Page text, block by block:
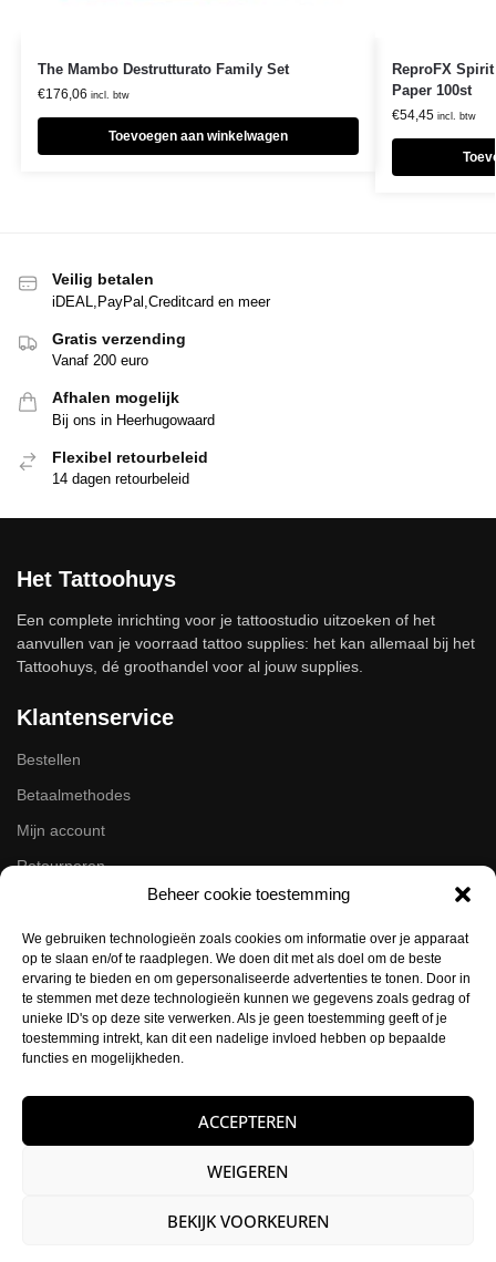
Beheer cookie toestemming
We gebruiken technologieën zoals cookies om informatie over je apparaat
op te slaan en/of te raadplegen. We doen dit met als doel om de beste
ervaring te bieden en om gepersonaliseerde advertenties te tonen. Door in
te stemmen met deze technologieën kunnen we gegevens zoals gedrag of
unieke ID's op deze site verwerken. Als je geen toestemming geeft of je
toestemming intrekt, kan dit een nadelige invloed hebben op bepaalde
functies en mogelijkheden.
ACCEPTEREN
WEIGEREN
BEKIJK VOORKEUREN
The Mambo Destrutturato Family Set
€176,06 incl. btw
Toevoegen aan winkelwagen
ReproFX
Paper 100st
€54,45 incl. btw
Veilig betalen
iDEAL,PayPal,Creditcard en meer
Gratis verzending
Vanaf 200 euro
Afhalen mogelijk
Bij ons in Heerhugowaard
Flexibel retourbeleid
14 dagen retourbeleid
Het Tattoohuys
Een complete inrichting voor je tattoostudio uitzoeken of het
aanvullen van je voorraad tattoo supplies: het kan allemaal bij het
Tattoohuys, dé groothandel voor al jouw supplies.
Klantenservice
Bestellen
Betaalmethodes
Mijn account
Retourneren
Volg ons op de socials
Instagram
Facebook
Contactgegevens
info@hettattoohuys.nl